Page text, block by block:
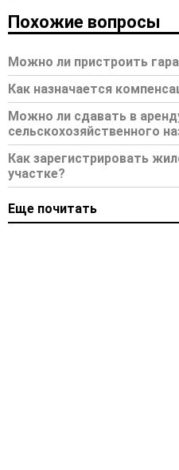
Похожие вопросы
Можно ли пристроить
Как назначается
Можно ли сдавать в
сельскохозяйственного
Как зарегистрировать
участке?
Еще почитать